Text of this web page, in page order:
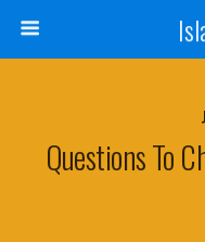
Questions To